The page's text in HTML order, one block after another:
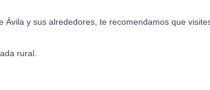
Ávila y sus alrededores, te recomendamos que
rural.